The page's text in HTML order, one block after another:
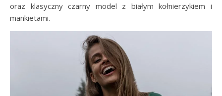
oraz klasyczny czarny model z białym kołnierzykiem i
mankietami.